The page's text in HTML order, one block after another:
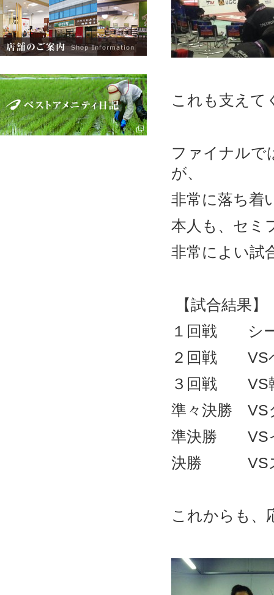
これも支えて
ファイナルで
が、
非常に落ち着
本人も、セミ
非常によい試
【試合結果】
１回戦 シ
２回戦 VS
３回戦 VS
準々決勝
準決勝 VS
決勝 VSス
これからも、